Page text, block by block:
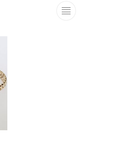
heeft meerdere variaties.
Dit product